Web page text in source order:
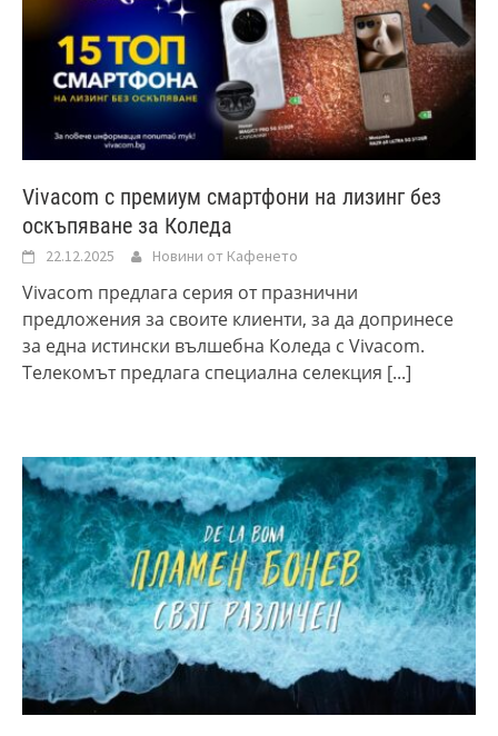
Vivacom с премиум смартфони на лизинг без
оскъпяване за Коледа
22.12.2025 Новини от Кафенето
Vivacom предлага серия от празнични
предложения за своите клиенти, за да допринесе
за една истински вълшебна Коледа с Vivacom.
Телекомът предлага специална селекция [...]